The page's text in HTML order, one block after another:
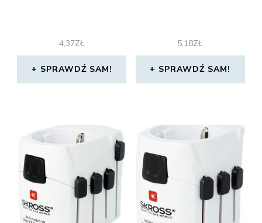
4,37ZŁ
SPRAWDŹ SAM!
5,18ZŁ
SPRAWDŹ SAM!